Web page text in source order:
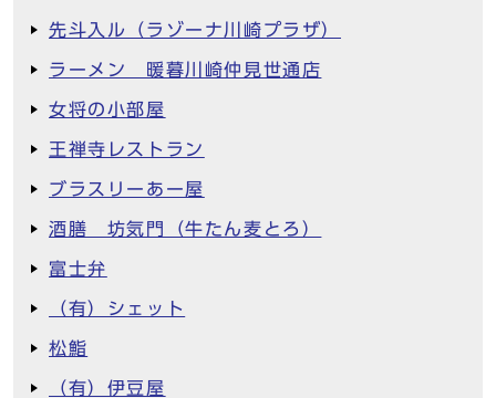
先斗入ル（ラゾーナ川崎プラザ）
ラーメン 暖暮川崎仲見世通店
女将の小部屋
王禅寺レストラン
ブラスリーあー屋
酒膳 坊気門（牛たん麦とろ）
富士弁
（有）シェット
松鮨
（有）伊豆屋